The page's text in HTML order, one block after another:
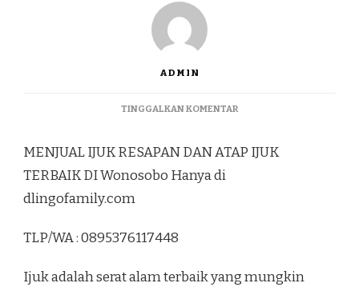
ADMIN
TINGGALKAN KOMENTARPADA
RESAPAN
MENJUAL IJUK RESAPAN DAN ATAP IJUK
TERBAIK DI Wonosobo Hanya di
dlingofamily.com
TLP/WA : 0895376117448
Ijuk adalah serat alam terbaik yang mungkin